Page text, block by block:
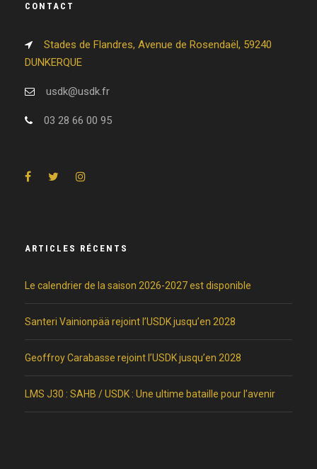
CONTACT
Stades de Flandres, Avenue de Rosendaël, 59240
DUNKERQUE
usdk@usdk.fr
03 28 66 00 95
ARTICLES RÉCENTS
Le calendrier de la saison 2026-2027 est disponible
Santeri Vainionpää rejoint l’USDK jusqu’en 2028
Geoffroy Carabasse rejoint l’USDK jusqu’en 2028
LMS J30 : SAHB / USDK : Une ultime bataille pour l’avenir